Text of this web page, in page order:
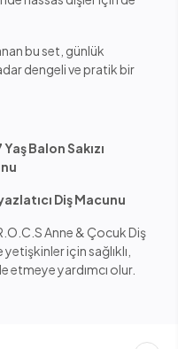
bu set, günlük
dengeli ve pratik bir
Balon Sakızı
Diş Macunu
Anne & Çocuk Diş
için sağlıklı,
etmeye yardımcı olur.